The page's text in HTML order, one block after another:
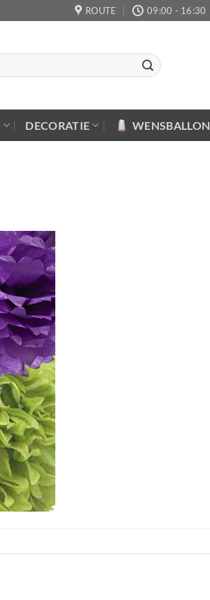
ROUTE 09:00 - 16:30
DECORATIE WENSBALLON